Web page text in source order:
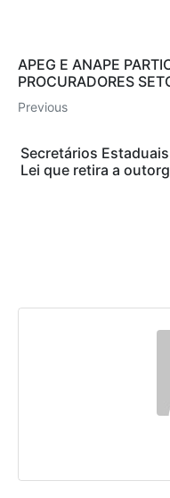
APEG E ANAPE
PROCURADORES
Previous
Secretários
Lei que retira a